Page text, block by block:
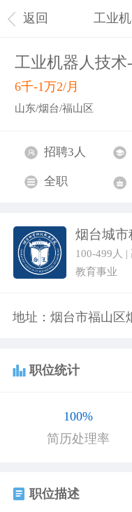
返回
工业机器人技术
6千-1万2/月
山东/烟台/福山区
招聘3人
全职
烟台城市
100-499人 |
教育事业
地址：烟台市福山区
职位统计
100%
简历处理率
职位描述